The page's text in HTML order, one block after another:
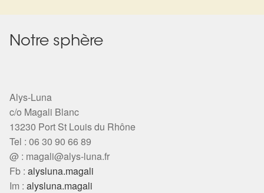
Notre sphère
Alys-Luna
c/o Magali Blanc
13230 Port St Louis du Rhône
Tel : 06 30 90 66 89
@ : magali@alys-luna.fr
Fb : alysluna.magali
Im : alysluna.magali